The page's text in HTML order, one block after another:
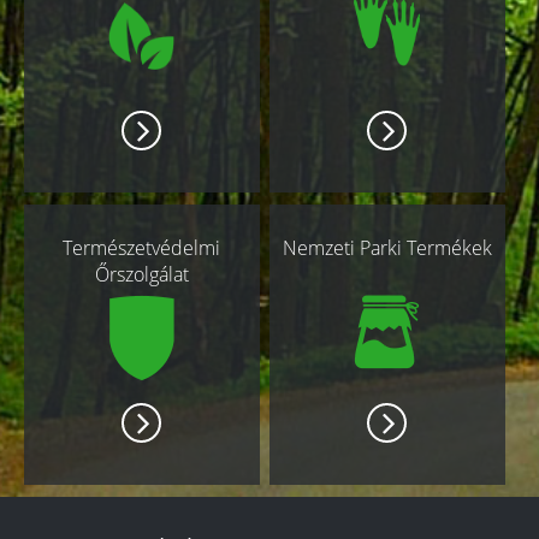
Természetvédelmi
Őrszolgálat
Nemzeti Parki Termékek